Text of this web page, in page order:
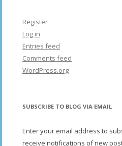
Register
Log in
Entries feed
Comments feed
WordPress.org
SUBSCRIBE TO BLOG VIA EMAIL
Enter your email address to
receive notifications of new